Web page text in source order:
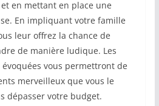
en mettant en place une
En impliquant votre famille
leur offrez la chance de
de manière ludique. Les
vous permettront de
merveilleux que vous le
dépasser votre budget.